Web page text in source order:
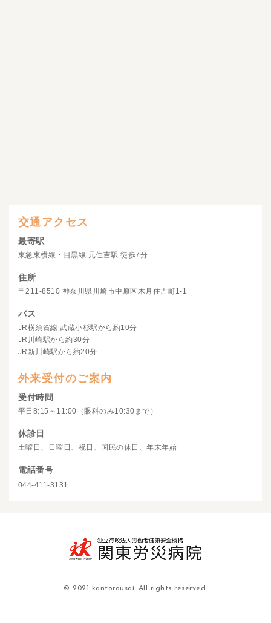
交通アクセス
最寄駅
東急東横線・目黒線 元住吉駅 徒歩7分
住所
〒211-8510 神奈川県川崎市中原区木月住吉町1-1
バス
JR横須賀線 武蔵小杉駅から約10分
JR川崎駅から約30分
JR新川崎駅から約20分
外来受付のご案内
受付時間
平日8:15～11:00（眼科のみ10:30まで）
休診日
土曜日、日曜日、祝日、国民の休日、年末年始
電話番号
044-411-3131
© 2021 kantorousai. All rights reserved.